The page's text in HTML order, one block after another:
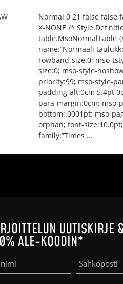
Normal 0 21 false false
X-NONE /* Style
table.MsoNormalTable
name:”Normaali
rowband-size:0; mso-
size:0; mso-style-
priority:99; mso-style-
padding-alt:0cm 5.4pt
para-margin:0cm; mso-
bottom:.0001pt; mso-
orphan; font-
family:”Times …
UUTISKIRJE &
ALE-KOODIN*